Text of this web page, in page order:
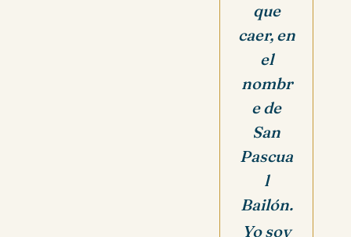
que
caer, en
el
nombr
e de
San
Pascua
l
Bailón.
Yo soy